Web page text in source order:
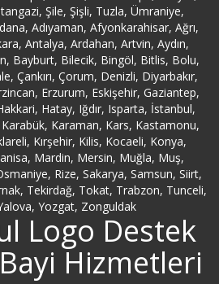
Şile, Şişli, Tuzla, Ümraniye,
Adıyaman, Afyonkarahisar, Ağrı,
Antalya, Ardahan, Artvin, Aydın,
Bayburt, Bilecik, Bingöl, Bitlis, Bolu,
Çankırı, Çorum, Denizli, Diyarbakır,
Erzurum, Eskişehir, Gaziantep,
Hatay, Iğdır, Isparta, İstanbul,
Karaman, Kars, Kastamonu,
Kırşehir, Kilis, Kocaeli, Konya,
Mardin, Mersin, Muğla, Muş,
Rize, Sakarya, Samsun, Siirt,
Tekirdağ, Tokat, Trabzon, Tunceli,
Yozgat, Zonguldak
Logo Destek
Hizmetleri